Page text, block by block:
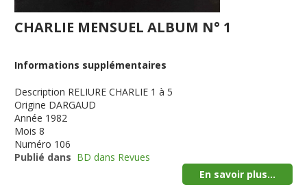
CHARLIE MENSUEL ALBUM N° 1
Informations supplémentaires
Description RELIURE CHARLIE 1 à 5
Origine DARGAUD
Année 1982
Mois 8
Numéro 106
Publié dans BD dans Revues
En savoir plus...